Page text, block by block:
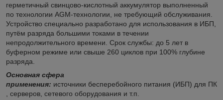
герметичный свинцово-кислотный аккумулятор выполненный
по технологии AGM-технологии, не требующий обслуживания.
Устройство специально разработано для использования в ИБП,
путём разряда большими токами в течении
непродолжительного времени. Срок службы: до 5 лет в
буферном режиме или свыше 260 циклов при 100% глубине
разряда.
Основная сфера
применения: источники бесперебойного питания (ИБП) для ПК
, серверов, сетевого оборудования и т.п.